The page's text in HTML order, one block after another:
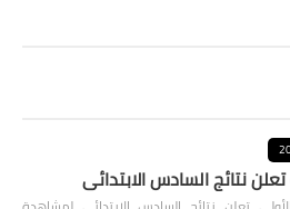
نتائج السادس الابتدائي